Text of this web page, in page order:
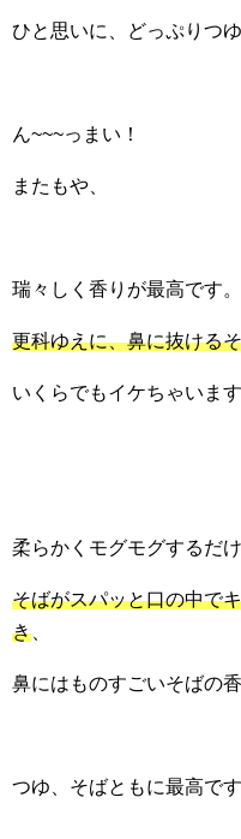
ひと思いに、どっぷりつ
ん~~~っまい！
またもや、
瑞々しく香りが最高です。
更科ゆえに、鼻に抜ける
いくらでもイケちゃいます
柔らかくモグモグするだけ
そばがスパッと口の中で
き
鼻にはものすごいそばの
つゆ、そばともに最高です